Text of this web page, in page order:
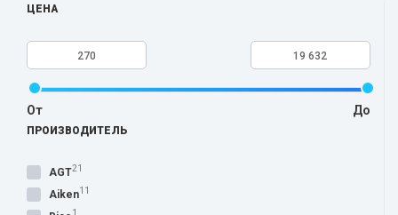
ЦЕНА
От До
ПРОИЗВОДИТЕЛЬ
AGT21
Aiken11